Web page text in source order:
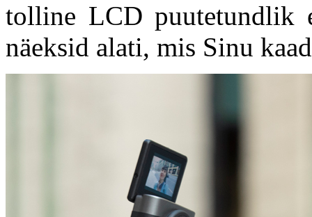
tolline LCD puutetundlik
näeksid alati, mis Sinu